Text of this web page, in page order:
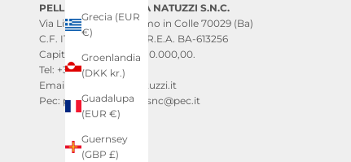
Grecia (EUR
€)
Groenlandia
(DKK kr.)
Guadalupa
(EUR €)
Guernsey
(GBP £)
PELLETTERIE ANGELA NATUZZI S.N.C.
Via Lifondi 31, Santeramo in Colle 70029 (Ba)
C.F. IT 08229660728 - R.E.A. BA-613256
Capitale Sociale I.V.: €10.000,00.
Tel: +39 0803146820
Email: info@angelanatuzzi.it
Pec: pelletterienatuzzisnc@pec.it